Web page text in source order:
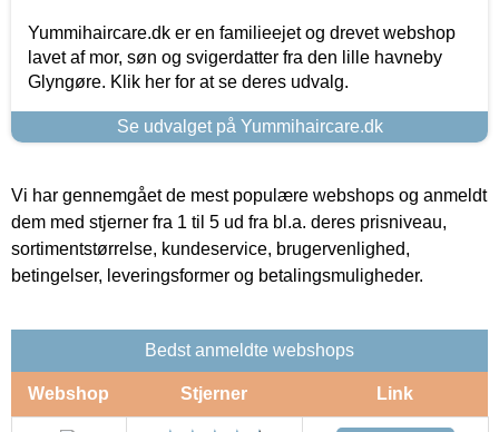
Yummihaircare.dk er en familieejet og drevet webshop
lavet af mor, søn og svigerdatter fra den lille havneby
Glyngøre. Klik her for at se deres udvalg.
Se udvalget på Yummihaircare.dk
Vi har gennemgået de mest populære webshops og anmeldt
dem med stjerner fra 1 til 5 ud fra bl.a. deres prisniveau,
sortimentstørrelse, kundeservice, brugervenlighed,
betingelser, leveringsformer og betalingsmuligheder.
Bedst anmeldte webshops
Webshop Stjerner Link